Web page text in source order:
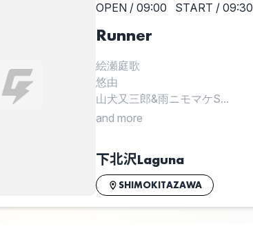
OPEN / 09:00 START / 09:30
Runner
絵瀬庭歌
悠由
山犬又三郎&雨ニモマケS...
and more
下北沢Laguna
SHIMOKITAZAWA